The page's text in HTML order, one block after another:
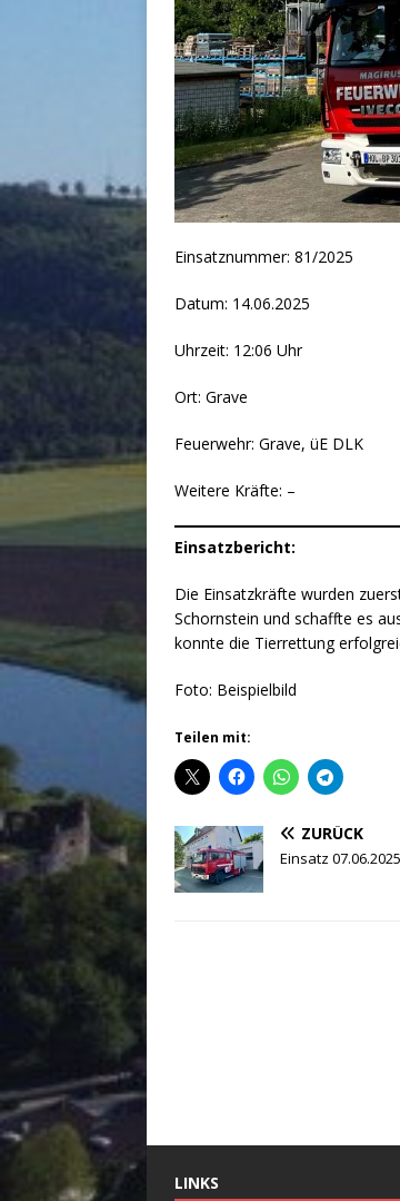
Einsatznummer: 81/2025
Datum: 14.06.2025
Uhrzeit: 12:06 Uhr
Ort: Grave
Feuerwehr: Grave, üE DLK
Weitere Kräfte: –
Einsatzbericht:
Die Einsatzkräfte wurden
Schornstein und schaffte es
konnte die Tierrettung
Foto: Beispielbild
Teilen mit:
ZURÜCK
Einsatz
LINKS